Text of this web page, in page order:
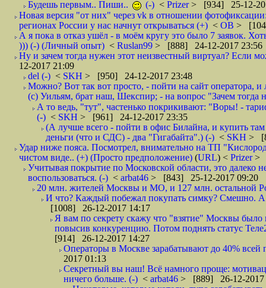
Будешь первым.. Пиши..
(-) < Prizer> [934] 25-12-
Новая версия "от них" через vk в отношении
регионах России у нас начнут открываться (+) < ОВ >
А я пока в отказ ушёл - в моём кругу это было 7 заявок.
))) (-) (Личный опыт) < Ruslan99 > [888] 24-12-2017 23:56
Ну и зачем тогда нужен этот неизвестный виртуал? Если
12-2017 21:09
del (-) < SKH > [950] 24-12-2017 23:48
Можно? Вот так вот просто, - пойти на сайт оператора,
(с) Уильям, брат наш, Шекспир; - на вопрос "Зачем тогда
А то ведь, "тут", частенько покрикивают: "Воры! -
(-) < SKH > [961] 24-12-2017 23:35
(А лучше всего - пойти в офис Билайна, и купить
деньги (что и СДС) - два "Гигабайта".) (-) < SKH >
Удар ниже пояса. Посмотрел, внимательно на ТП
чистом виде.. (+) (Просто предположение) (URL) < Prizer>
Учитывая покрытие по Московской области, это далеко
воспользоваться. (-) < arbat46 > [843] 25-12-2017 09:20
20 млн. жителей Москвы и МО, и 127 млн. остальной
И что? Каждый побежал покупать симку? Смешно. А
[1008] 26-12-2017 14:17
Я вам по секрету скажу что "взятие" Москвы
повысив конкуренцию. Потом поднять статус
[914] 26-12-2017 14:27
Операторы в Москве зарабатывают до 40% всей
2017 01:13
Секретный вы наш! Всё намного проще:
ничего больше. (-) < arbat46 > [889] 26-12-2017